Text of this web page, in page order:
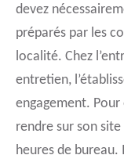
devez
préparés par les
localité. Chez
entretien,
engagement. Pour
rendre sur son
heures de